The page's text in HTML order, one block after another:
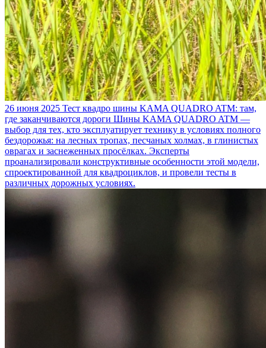
26 июня 2025 Тест квадро шины KAMA QUADRO ATM: там,
где заканчиваются дороги Шины KAMA QUADRO ATM —
выбор для тех, кто эксплуатирует технику в условиях полного
бездорожья: на лесных тропах, песчаных холмах, в глинистых
оврагах и заснеженных просёлках. Эксперты
проанализировали конструктивные особенности этой модели,
спроектированной для квадроциклов, и провели тесты в
различных дорожных условиях.